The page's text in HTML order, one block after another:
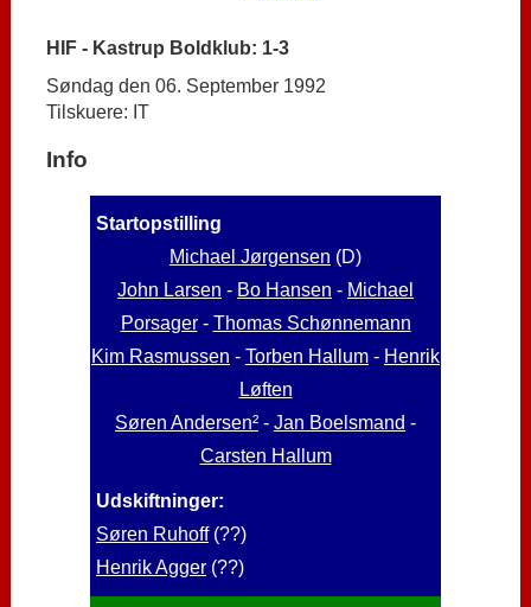
HIF - Kastrup Boldklub: 1-3
Søndag den 06. September 1992
Tilskuere: IT
Info
Startopstilling
Michael Jørgensen (D)
John Larsen - Bo Hansen - Michael
Porsager- Thomas Schønnemann
Kim Rasmussen - Torben Hallum - Henrik
Løften
Søren Andersen² - Jan Boelsmand -
Carsten Hallum
Udskiftninger:
Søren Ruhoff(??)
Henrik Agger(??)